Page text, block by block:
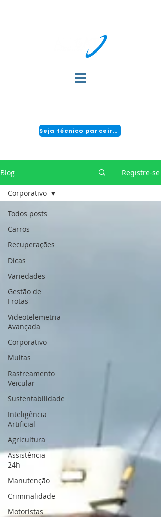
Seja técnico parceiro!
Blog Registre-se
Todos posts
Carros
Recuperações
Dicas
Variedades
Gestão de
Frotas
Videotelemetria
Avançada
Corporativo
Multas
Rastreamento
Veicular
Sustentabilidade
Inteligência
Artificial
Agricultura
Assistência
24h
Manutenção
Criminalidade
Motoristas
Corporativo